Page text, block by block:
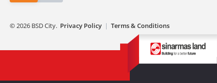
©2026 BSD City. Privacy Policy | Terms & Conditions